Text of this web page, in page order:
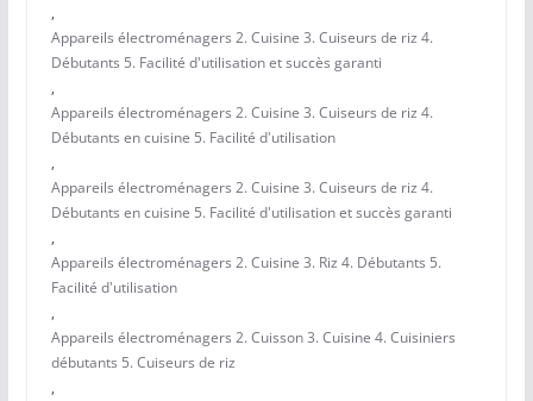
,
Appareils électroménagers 2. Cuisine 3. Cuiseurs de riz 4.
Débutants 5. Facilité d'utilisation et succès garanti
,
Appareils électroménagers 2. Cuisine 3. Cuiseurs de riz 4.
Débutants en cuisine 5. Facilité d'utilisation
,
Appareils électroménagers 2. Cuisine 3. Cuiseurs de riz 4.
Débutants en cuisine 5. Facilité d'utilisation et succès garanti
,
Appareils électroménagers 2. Cuisine 3. Riz 4. Débutants 5.
Facilité d'utilisation
,
Appareils électroménagers 2. Cuisson 3. Cuisine 4. Cuisiniers
débutants 5. Cuiseurs de riz
,